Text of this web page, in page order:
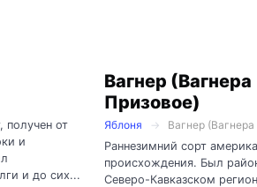
получен от
и
и до сих...
Вагнер (Вагнера
Призовое)
Яблоня
Вагнер
Раннезимний сорт
происхождения. Был
Северо-Кавказском